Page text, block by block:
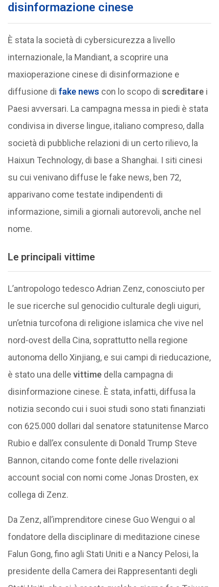
disinformazione cinese
È stata la società di cybersicurezza a livello
internazionale, la Mandiant, a scoprire una
maxioperazione cinese di disinformazione e
diffusione di fake news con lo scopo di screditarei
Paesi avversari. La campagna messa in piedi è stata
condivisa in diverse lingue, italiano compreso, dalla
società di pubbliche relazioni di un certo rilievo, la
Haixun Technology, di base a Shanghai. I siti cinesi
su cui venivano diffuse le fake news, ben 72,
apparivano come testate indipendenti di
informazione, simili a giornali autorevoli, anche nel
nome.
Le principali vittime
L’antropologo tedesco Adrian Zenz, conosciuto per
le sue ricerche sul genocidio culturale degli uiguri,
un’etnia turcofona di religione islamica che vive nel
nord-ovest della Cina, soprattutto nella regione
autonoma dello Xinjiang, e sui campi di rieducazione,
è stato una delle vittimedella campagna di
disinformazione cinese. È stata, infatti, diffusa la
notizia secondo cui i suoi studi sono stati finanziati
con 625.000 dollari dal senatore statunitense Marco
Rubio e dall’ex consulente di Donald Trump Steve
Bannon, citando come fonte delle rivelazioni
account social con nomi come Jonas Drosten, ex
collega di Zenz.
Da Zenz, all’imprenditore cinese Guo Wengui o al
fondatore della disciplinare di meditazione cinese
Falun Gong, fino agli Stati Uniti e a Nancy Pelosi, la
presidente della Camera dei Rappresentanti degli